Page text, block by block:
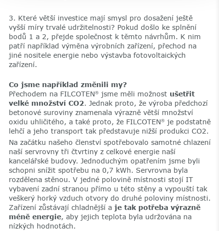
3. Které větší investice mají smysl pro dosažení ještě
vyšší míry trvalé udržitelnosti? Pokud došlo ke splnění
bodů 1 a 2, přejde společnost k těmto návrhům. K nim
patří například výměna výrobních zařízení, přechod na
jiné nositele energie nebo výstavba fotovoltaických
zařízení.
Co jsme například změnili my?
Přechodem na FILCOTEN®jsme měli možnost ušetřit
velké množství CO2. Jednak proto, že výroba předchozí
betonové suroviny znamenala výrazně větší množství
oxidu uhličitého, a také proto, že FILCOTEN®je podstatně
lehčí a jeho transport tak představuje nižší produkci CO2.
Na začátku našeho členství spotřebovalo samotné chlazení
naší servrovny tři čtvrtiny z celkové energie naší
kancelářské budovy. Jednoduchým opatřením jsme byli
schopni snížit spotřebu na 0,7 kWh. Servrovna byla
rozdělena stěnou. V jedné polovině místnosti stojí IT
vybavení zadní stranou přímo u této stěny a vypouští tak
veškerý horký vzduch otvory do druhé poloviny místnosti.
Zařízení zůstávají chladnější a je tak potřeba výrazně
méně energie, aby jejich teplota byla udržována na
nízkých hodnotách.